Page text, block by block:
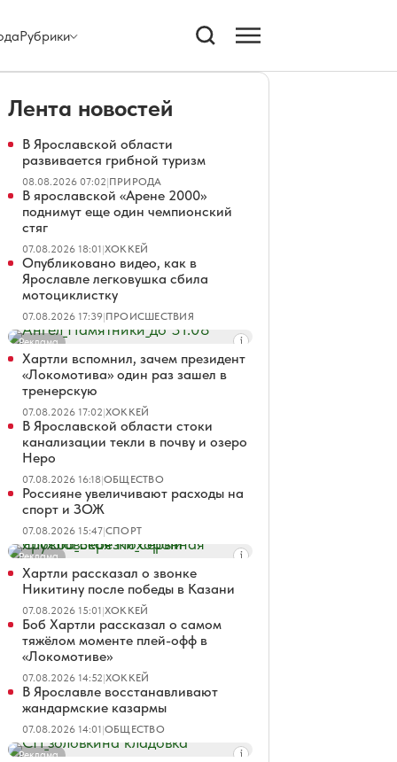
Рубрики
Лента новостей
В Ярославской области
развивается грибной туризм
08.08.2026 07:02|ПРИРОДА
В ярославской «Арене 2000»
поднимут еще один чемпионский
стяг
07.08.2026 18:01|ХОККЕЙ
Опубликовано видео, как в
Ярославле легковушка сбила
мотоциклистку
07.08.2026 17:39|ПРОИСШЕСТВИЯ
Реклама
Хартли вспомнил, зачем президент
«Локомотива» один раз зашел в
тренерскую
07.08.2026 17:02|ХОККЕЙ
В Ярославской области стоки
канализации текли в почву и озеро
Неро
07.08.2026 16:18|ОБЩЕСТВО
Россияне увеличивают расходы на
спорт и ЗОЖ
07.08.2026 15:47|СПОРТ
Реклама
Хартли рассказал о звонке
Никитину после победы в Казани
07.08.2026 15:01|ХОККЕЙ
Боб Хартли рассказал о самом
тяжёлом моменте плей-офф в
«Локомотиве»
07.08.2026 14:52|ХОККЕЙ
В Ярославле восстанавливают
жандармские казармы
07.08.2026 14:01|ОБЩЕСТВО
Реклама